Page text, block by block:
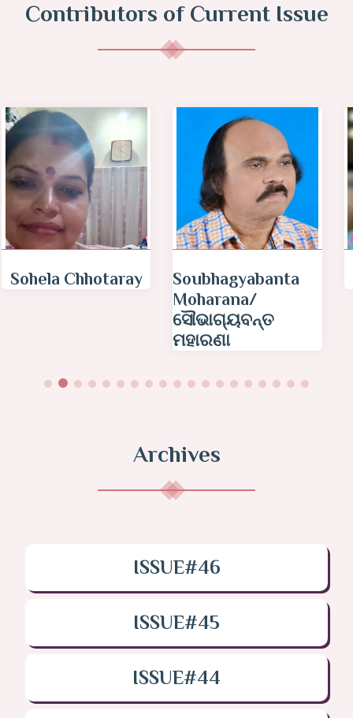
Contributors of Current Issue
Misna Chanu
Sabita Singh
Meera/ सविता सिंह
मीरा
Archives
ISSUE#46
ISSUE#45
ISSUE#44